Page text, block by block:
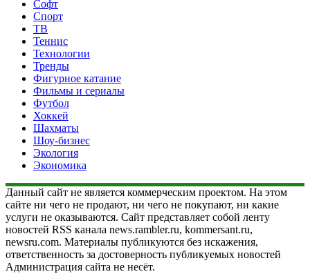
Софт
Спорт
ТВ
Теннис
Технологии
Тренды
Фигурное катание
Фильмы и сериалы
Футбол
Хоккей
Шахматы
Шоу-бизнес
Экология
Экономика
Данный сайт не является коммерческим проектом. На этом
сайте ни чего не продают, ни чего не покупают, ни какие
услуги не оказываются. Сайт представляет собой ленту
новостей RSS канала news.rambler.ru, kommersant.ru,
newsru.com. Материалы публикуются без искажения,
ответственность за достоверность публикуемых новостей
Администрация сайта не несёт.